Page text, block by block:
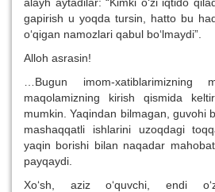
gapirish u yoqda tursin, hatto bu
o‘qigan namozlari qabul bo‘lmaydi”.
Alloh asrasin!
…Bugun imom-xatiblarimizning
maqolamizning kirish qismida
mumkin. Yaqindan bilmagan, guvohi
mashaqqatli ishlarini uzoqdagi
yaqin borishi bilan naqadar
payqaydi.
Xo‘sh, aziz o‘quvchi, endi